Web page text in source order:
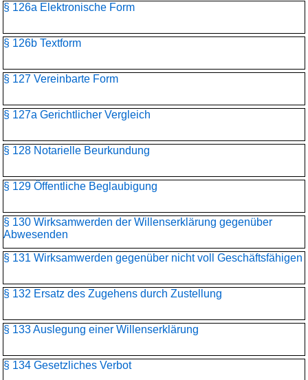
§ 126a Elektronische Form
§ 126b Textform
§ 127 Vereinbarte Form
§ 127a Gerichtlicher Vergleich
§ 128 Notarielle Beurkundung
§ 129 Öffentliche Beglaubigung
§ 130 Wirksamwerden der Willenserklärung gegenüber
Abwesenden
§ 131 Wirksamwerden gegenüber nicht voll Geschäftsfähigen
§ 132 Ersatz des Zugehens durch Zustellung
§ 133 Auslegung einer Willenserklärung
§ 134 Gesetzliches Verbot